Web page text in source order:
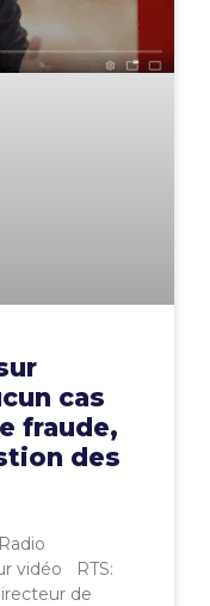
cas
fraude,
des
vidéo RTS:
de